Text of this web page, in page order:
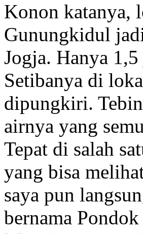
Konon katanya,
Gunungkidul
Jogja. Hanya
Setibanya di
dipungkiri.
airnya yang
Tepat di salah
yang bisa
saya pun
bernama